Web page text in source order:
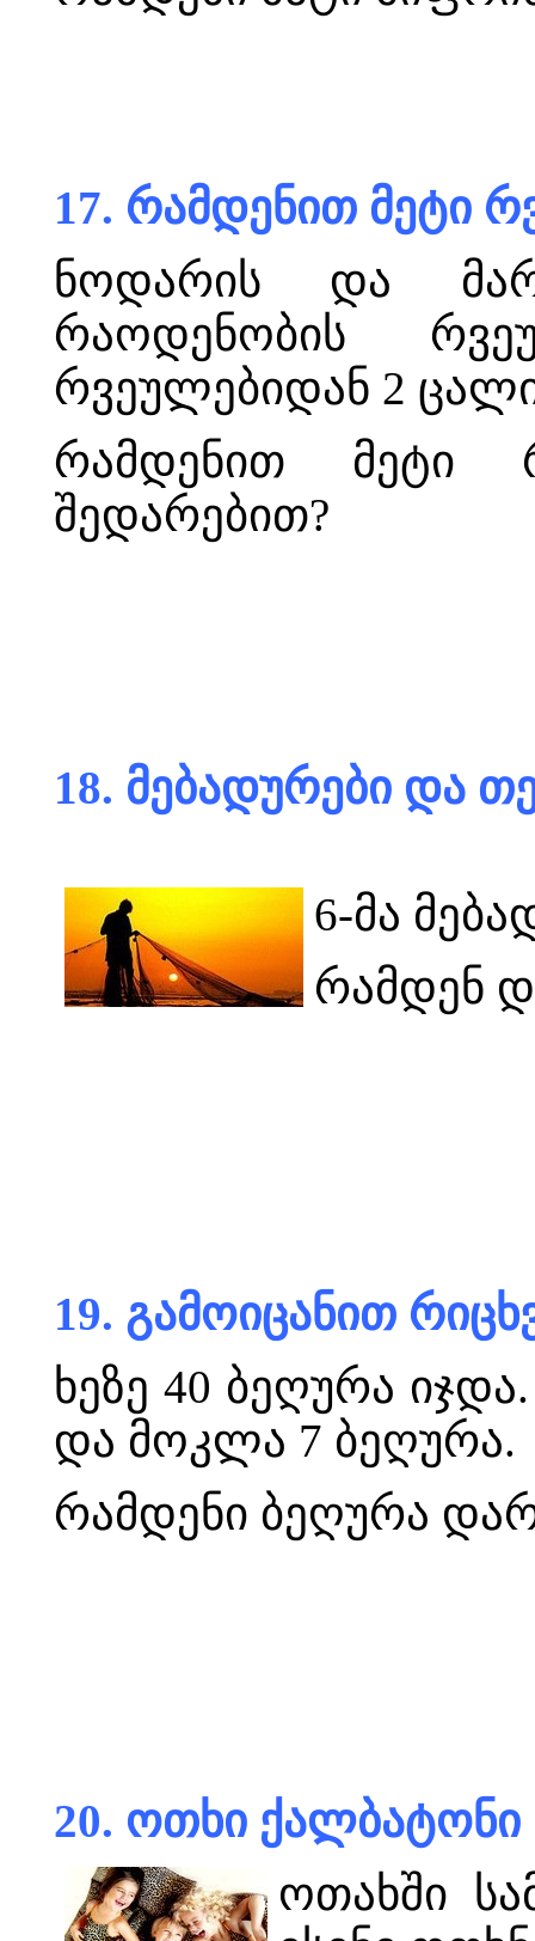
17. რამდენით მეტი
ნოდარის და
რაოდენობის
რვეულებიდან 2 ცალი
რამდენით მეტი
შედარებით?
18. მებადურები და
6-მა
რამდენ
19. გამოიცანით
ხეზე 40 ბეღურა
და მოკლა 7 ბეღურა.
რამდენი ბეღურა
20. ოთხი ქალბატონი
ოთახში